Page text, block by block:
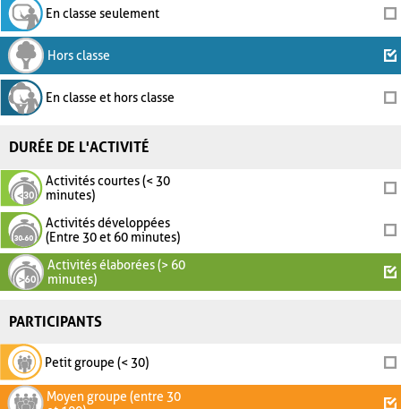
En classe seulement
Hors classe
En classe et hors classe
DURÉE DE L'ACTIVITÉ
Activités courtes (< 30
minutes)
Activités développées
(Entre 30 et 60 minutes)
Activités élaborées (> 60
minutes)
PARTICIPANTS
Petit groupe (< 30)
Moyen groupe (entre 30